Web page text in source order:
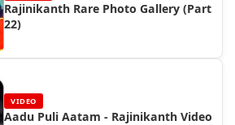
Rajinikanth Rare Photo Gallery (Part
22)
VIDEO
Aadu Puli Aatam - Rajinikanth Video